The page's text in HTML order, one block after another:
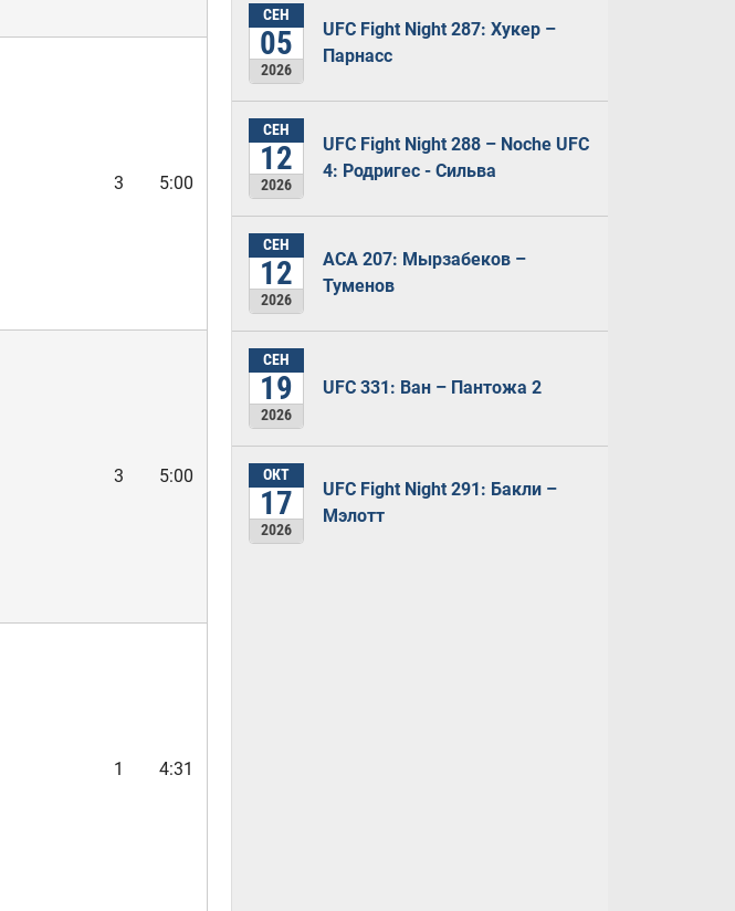
3 5:00
3 5:00
1 4:31
СЕН
05
2026
UFC Fight Night 287: Хукер –
Парнасс
СЕН
12
2026
UFC Fight Night 288 – Noche UFC
4: Родригес - Сильва
СЕН
12
2026
ACA 207: Мырзабеков –
Туменов
СЕН
19
2026
UFC 331: Ван – Пантожа 2
ОКТ
17
2026
UFC Fight Night 291: Бакли –
Мэлотт